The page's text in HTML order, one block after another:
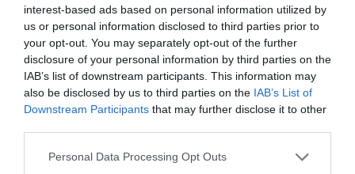
interest-based ads based on personal information utilized by
us or personal information disclosed to third parties prior to
your opt-out. You may separately opt-out of the further
disclosure of your personal information by third parties on the
IAB’s list of downstream participants. This information may
also be disclosed by us to third parties on the IAB’s List of
Downstream Participants that may further disclose it to other
Please note that this website/app uses one or more Google
Personal Data Processing Opt Outs
05.08.2023 12:44